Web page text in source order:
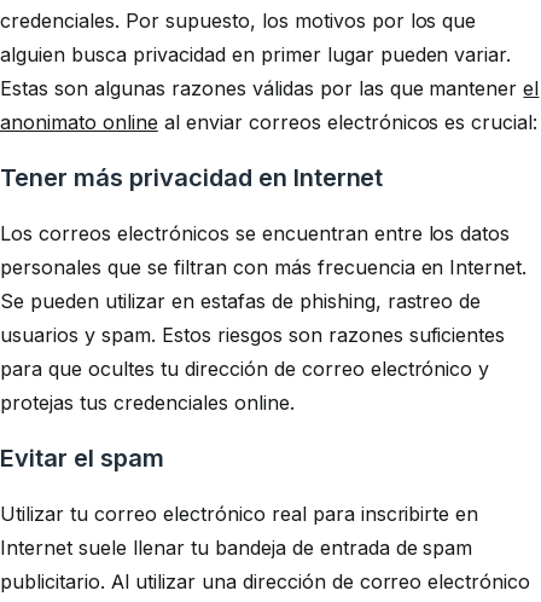
credenciales. Por supuesto, los motivos por los que
alguien busca privacidad en primer lugar pueden variar.
Estas son algunas razones válidas por las que mantenerel
anonimato online al enviar correos electrónicos es crucial:
Tener más privacidad en Internet
Los correos electrónicos se encuentran entre los datos
personales que se filtran con más frecuencia en Internet.
Se pueden utilizar en estafas de phishing, rastreo de
usuarios y spam. Estos riesgos son razones suficientes
para que ocultes tu dirección de correo electrónico y
protejas tus credenciales online.
Evitar el spam
Utilizar tu correo electrónico real para inscribirte en
Internet suele llenar tu bandeja de entrada de spam
publicitario. Al utilizar una dirección de correo electrónico